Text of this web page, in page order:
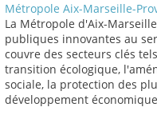
Métropole Aix-Marseille-
La Métropole d'Aix-
publiques innovantes au
couvre des secteurs clés
transition écologique,
sociale, la protection des
développement